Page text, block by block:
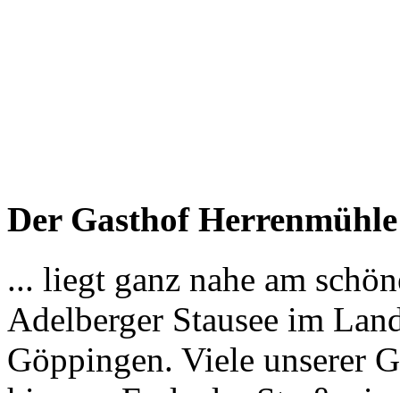
Der Gasthof
... liegt ganz nahe am
Adelberger Stausee im
Göppingen. Viele unserer